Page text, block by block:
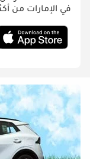
في الإمارات من أكثر من 350